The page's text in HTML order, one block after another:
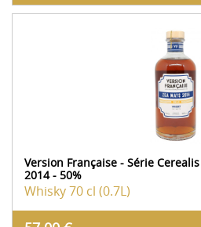
Version Française - Série
2014 - 50%
Whisky70 cl (0.7L)